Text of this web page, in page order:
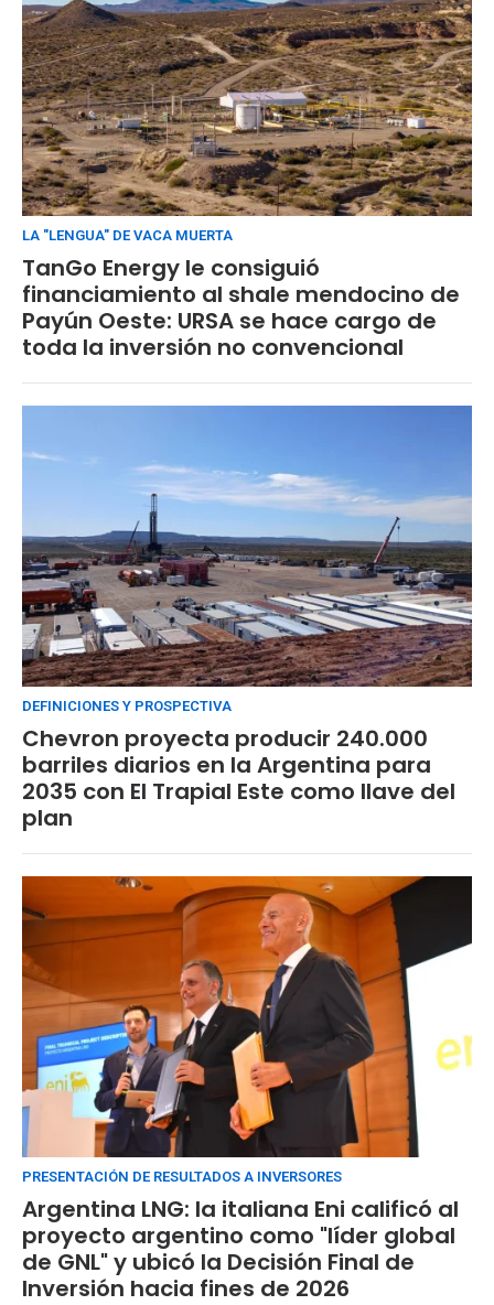
LA "LENGUA" DE VACA MUERTA
TanGo Energy le consiguió
financiamiento al shale mendocino de
Payún Oeste: URSA se hace cargo de
toda la inversión no convencional
DEFINICIONES Y PROSPECTIVA
Chevron proyecta producir 240.000
barriles diarios en la Argentina para
2035 con El Trapial Este como llave del
plan
PRESENTACIÓN DE RESULTADOS A INVERSORES
Argentina LNG: la italiana Eni calificó al
proyecto argentino como "líder global
de GNL" y ubicó la Decisión Final de
Inversión hacia fines de 2026